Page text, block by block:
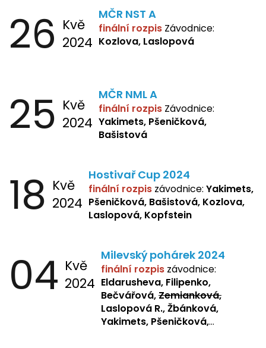
26 Kvě
2024
MČR NST A
finální rozpis Závodnice:
Kozlova, Laslopová
25 Kvě
2024
MČR NML A
finální rozpis Závodnice:
Yakimets, Pšeničková,
Bašistová
18 Kvě
2024
Hostivař Cup 2024
finální rozpis závodnice: Yakimets,
Pšeničková, Bašistová, Kozlova,
Laslopová, Kopfstein
04 Kvě
2024
Milevský pohárek 2024
finální rozpis závodnice:
Eldarusheva, Filipenko,
Bečvářová,Zemianková,
Laslopová R., Žbánková,
Yakimets, Pšeničková,